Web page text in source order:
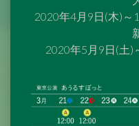
2020年4月9日(木)
2020年5月9日(土